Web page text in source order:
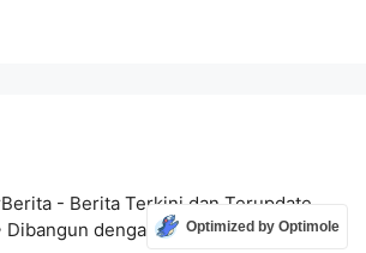
- Berita Terkini dan Terupdate
Dibangun denganGeneratePress
Optimized by Optimole